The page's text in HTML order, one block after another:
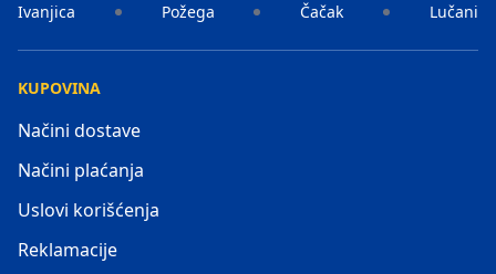
Ivanjica Požega Čačak Lučani
KUPOVINA
Načini dostave
Načini plaćanja
Uslovi korišćenja
Reklamacije